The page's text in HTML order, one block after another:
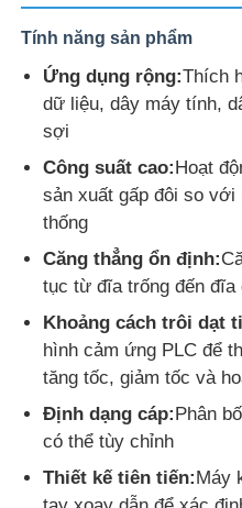
Nhà
Sản phẩm
Về chúng tôi
Tính năng sản phẩm
Ứng dụng rộng:Thích
dữ liệu, dây máy tính,
sợi
Công suất cao:Hoạt
sản xuất gấp đôi so với
thống
Căng thẳng ổn định:
tục từ đĩa trống đến đĩa
Khoảng cách trôi dạt
hình cảm ứng PLC để
tăng tốc, giảm tốc và
Định dạng cáp:Phân
có thể tùy chỉnh
Thiết kế tiên tiến:Máy